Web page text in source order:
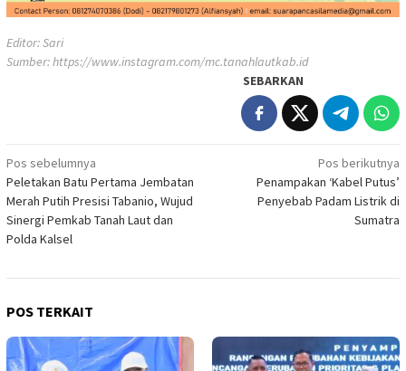
Editor: Sari
Sumber:https://www.instagram.com/mc.tanahlautkab.id
SEBARKAN
Navigasi
pos
Pos sebelumnya
Peletakan Batu Pertama Jembatan
Merah Putih Presisi Tabanio, Wujud
Sinergi Pemkab Tanah Laut dan
Polda Kalsel
Pos berikutnya
Penampakan ‘Kabel Putus’
Penyebab Padam Listrik di
Sumatra
POS TERKAIT